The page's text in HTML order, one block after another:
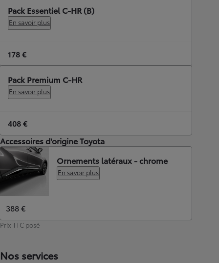
Pack Essentiel C-HR (B)
En savoir plus
178 €
Pack Premium C-HR
En savoir plus
408 €
Accessoires d'origine Toyota
Ornements latéraux - chrome
En savoir plus
388 €
Prix TTC posé
Nos services